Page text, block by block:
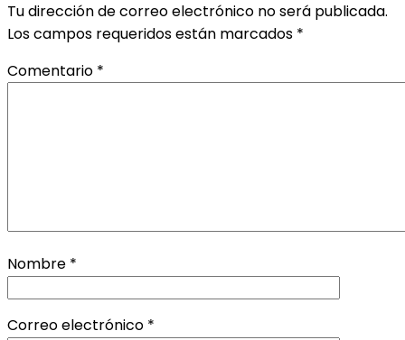
Tu dirección de correo electrónico no será publicada.
Los campos requeridos están marcados *
Comentario *
Nombre *
Correo electrónico *